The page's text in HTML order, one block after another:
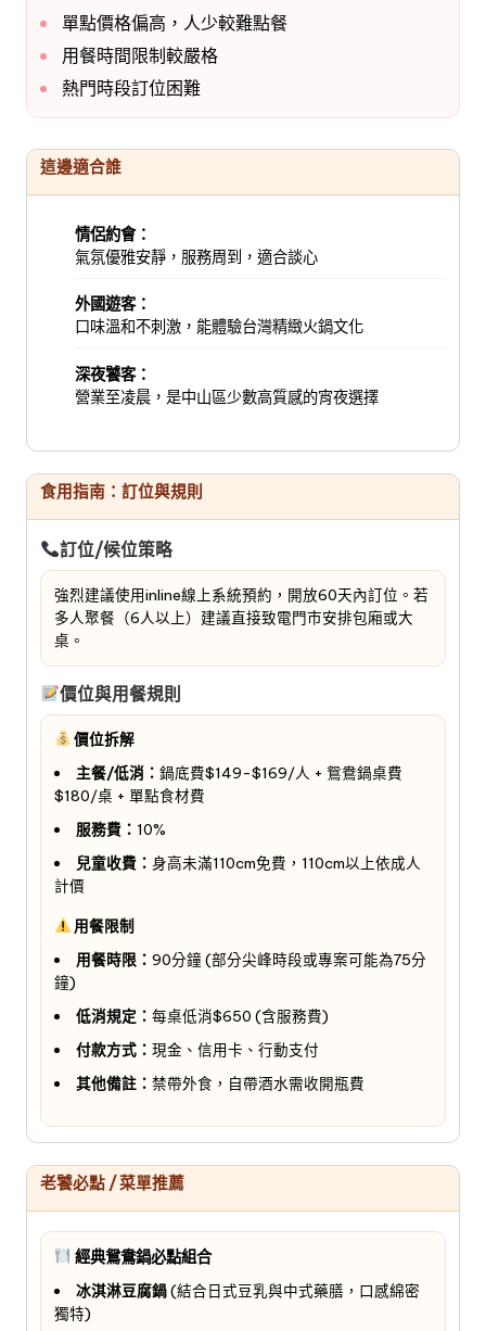
單點價格偏高，人少較難點餐
用餐時間限制較嚴格
熱門時段訂位困難
這邊適合誰
情侶約會：
氣氛優雅安靜，服務周到，適合談心
外國遊客：
口味溫和不刺激，能體驗台灣精緻火鍋文化
深夜饕客：
營業至凌晨，是中山區少數高質感的宵夜選擇
食用指南：訂位與規則
訂位/候位策略
強烈建議使用inline線上系統預約，開放60天內訂位。若
多人聚餐（6人以上）建議直接致電門市安排包廂或大
桌。
價位與用餐規則
價位拆解
主餐/低消： 鍋底費$149-$169/人 + 鴛鴦鍋桌費
$180/桌 + 單點食材費
服務費： 10%
兒童收費： 身高未滿110cm免費，110cm以上依成人
計價
用餐限制
用餐時限： 90分鐘 (部分尖峰時段或專案可能為75分
鐘)
低消規定： 每桌低消$650 (含服務費)
付款方式： 現金、信用卡、行動支付
其他備註： 禁帶外食，自帶酒水需收開瓶費
老饕必點 / 菜單推薦
經典鴛鴦鍋必點組合
冰淇淋豆腐鍋(結合日式豆乳與中式藥膳，口感綿密
獨特)